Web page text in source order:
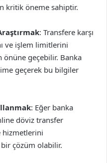
kritik öneme sahiptir.
: Transfere karşı
ve işlem limitlerini
önüne geçebilir. Banka
geçerek bu bilgiler
: Eğer banka
döviz transfer
hizmetlerini
çözüm olabilir.